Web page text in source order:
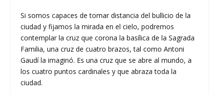
Si somos capaces de tomar distancia del bullicio de la
ciudad y fijamos la mirada en el cielo, podremos
contemplar la cruz que corona la basílica de la Sagrada
Familia, una cruz de cuatro brazos, tal como Antoni
Gaudí la imaginó. Es una cruz que se abre al mundo, a
los cuatro puntos cardinales y que abraza toda la
ciudad.